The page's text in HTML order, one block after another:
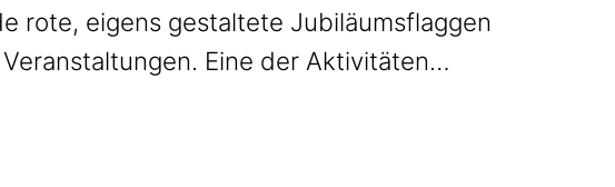
rote, eigens gestaltete Jubiläumsflaggen
Eine der Aktivitäten…